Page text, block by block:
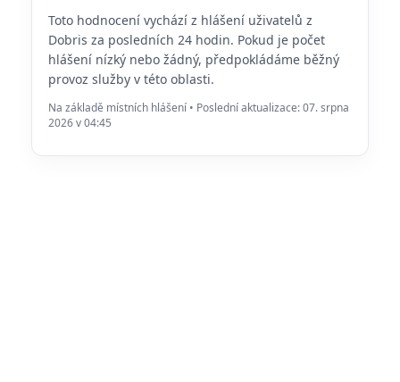
Toto hodnocení vychází z hlášení uživatelů z
Dobris za posledních 24 hodin. Pokud je počet
hlášení nízký nebo žádný, předpokládáme běžný
provoz služby v této oblasti.
Na základě místních hlášení • Poslední aktualizace: 07. srpna
2026 v 04:45